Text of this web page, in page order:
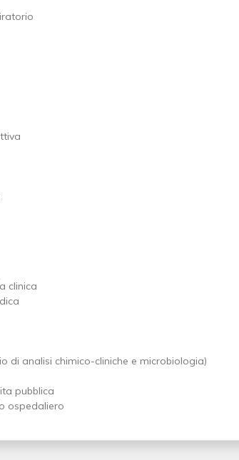
clinica
di analisi chimico-cliniche e microbiologia)
pubblica
ospedaliero